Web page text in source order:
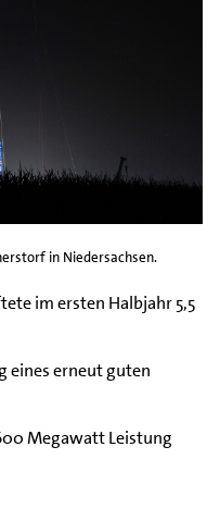
in Niedersachsen.
im ersten Halbjahr 5,5
eines erneut guten
Megawatt Leistung